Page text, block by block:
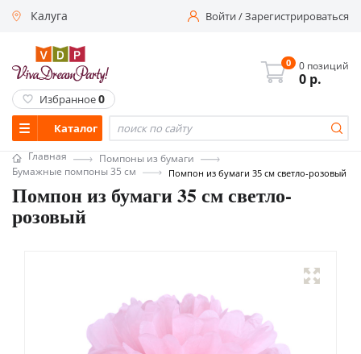
Калуга Войти/Зарегистрироваться
Каталог
0 0 позиций
0 р.
Избранное0
Главная
Помпоны из бумаги
Бумажные помпоны 35 см
Помпон из бумаги 35 см светло-розовый
Помпон из бумаги 35 см светло-
розовый